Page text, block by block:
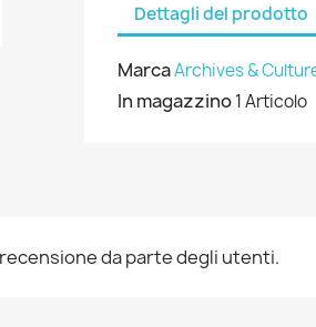
Dettagli del prodotto
MarcaArchives &
In magazzino1 Articolo
da parte degli utenti.